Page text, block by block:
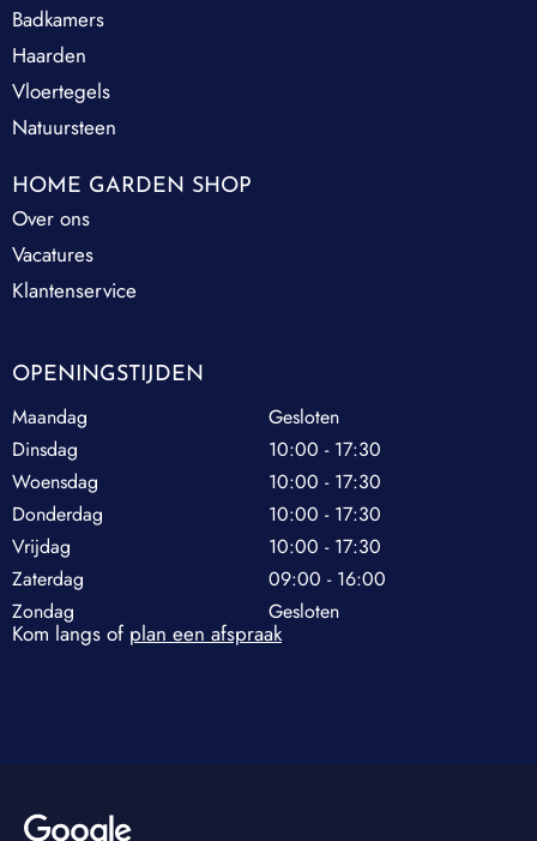
Badkamers
Haarden
Vloertegels
Natuursteen
HOME GARDEN SHOP
Over ons
Vacatures
Klantenservice
OPENINGSTIJDEN
Maandag
Gesloten
Dinsdag
10:00 - 17:30
Woensdag
10:00 - 17:30
Donderdag
10:00 - 17:30
Vrijdag
10:00 - 17:30
Zaterdag
09:00 - 16:00
Zondag
Gesloten
Kom langs of plan een afspraak